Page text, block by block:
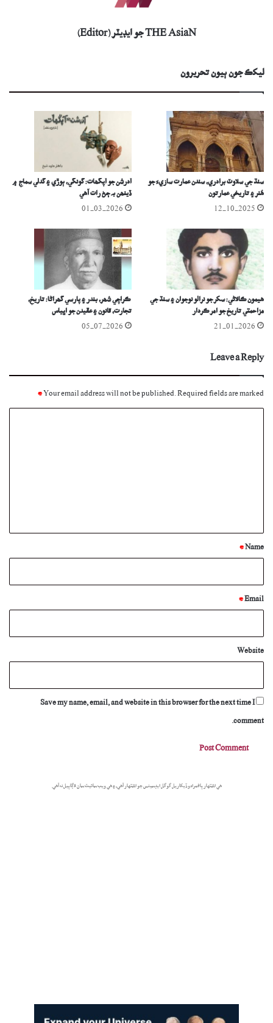
THE AsiaN جو ايڊيٽر (Editor)
ليکڪ جون ٻيون تحريرون
سنڌ جي سلاوٽ برادري، سندن عمارت سازيءَ جو
ھُنر ۽ تاريخي عمارتون
12-10-2025
آدرشن جو آپگھات: گونگي، ٻوڙي ۽ گدلي سماج ۾
ڏينھن بہ ڄڻ رات آھي
01-03-2026
هيمون ڪالاڻي: سکر جو نرالو نوجوان ۽ سنڌ جي
مزاحمتي تاريخ جو امر ڪردار
21-01-2026
ڪراچي شھر، بندر ۽ پارسي گھراڻا: تاريخ،
تجارت، قانون ۽ عقيدن جو اڀياس
05-07-2026
Leave a Reply
Your email address will not be published.Required fields are marked
*
*
Name
*
Email
*
Website
Save my name, email, and website in this browser for the next time I
comment.
هي اشتهار پاڻمرادو ڏيکاريل گوگل ايڊسينس جو اشتهار آهي، ۽ هي ويب سائيٽ سان لاڳاپيل نه آهي.